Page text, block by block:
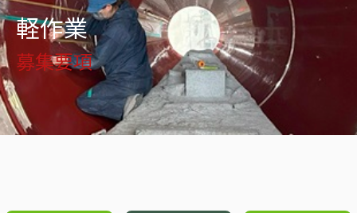
工場作業員
大工業
軽作業員
清掃業
05
.お問い合わせ
軽作業
募集要項